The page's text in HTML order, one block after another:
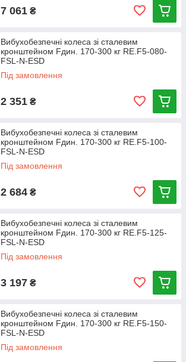
7 061 ₴
Вибухобезпечні колеса зі сталевим
кронштейном Fдин. 170-300 кг RE.F5-080-
FSL-N-ESD
Під замовлення
2 351 ₴
Вибухобезпечні колеса зі сталевим
кронштейном Fдин. 170-300 кг RE.F5-100-
FSL-N-ESD
Під замовлення
2 684 ₴
Вибухобезпечні колеса зі сталевим
кронштейном Fдин. 170-300 кг RE.F5-125-
FSL-N-ESD
Під замовлення
3 197 ₴
Вибухобезпечні колеса зі сталевим
кронштейном Fдин. 170-300 кг RE.F5-150-
FSL-N-ESD
Під замовлення